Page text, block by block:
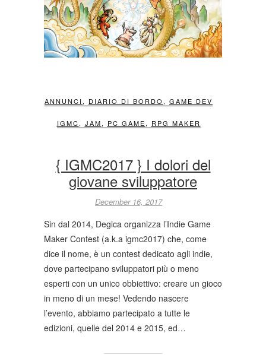
ANNUNCI, DIARIO DI BORDO , GAME DEV
IGMC, JAM, PC GAME, RPG MAKER
{ IGMC2017 } I dolori del
giovane sviluppatore
December 16, 2017
Sin dal 2014, Degica organizza l’Indie Game
Maker Contest (a.k.a igmc2017) che, come
dice il nome, è un contest dedicato agli indie,
dove partecipano sviluppatori più o meno
esperti con un unico obbiettivo: creare un gioco
in meno di un mese! Vedendo nascere
l’evento, abbiamo partecipato a tutte le
edizioni, quelle del 2014 e 2015, ed…